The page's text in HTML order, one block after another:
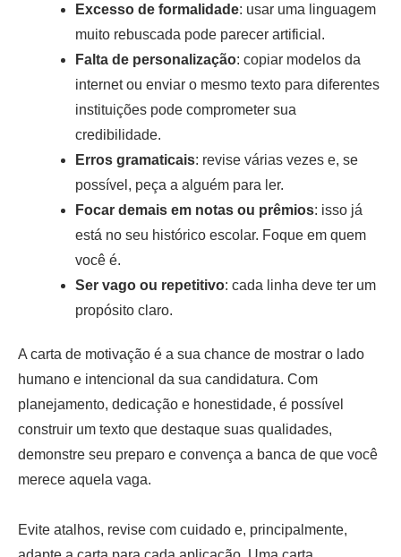
Excesso de formalidade: usar uma linguagem
muito rebuscada pode parecer artificial.
Falta de personalização: copiar modelos da
internet ou enviar o mesmo texto para diferentes
instituições pode comprometer sua
credibilidade.
Erros gramaticais: revise várias vezes e, se
possível, peça a alguém para ler.
Focar demais em notas ou prêmios: isso já
está no seu histórico escolar. Foque em quem
você é.
Ser vago ou repetitivo: cada linha deve ter um
propósito claro.
A carta de motivação é a sua chance de mostrar o lado
humano e intencional da sua candidatura. Com
planejamento, dedicação e honestidade, é possível
construir um texto que destaque suas qualidades,
demonstre seu preparo e convença a banca de que você
merece aquela vaga.
Evite atalhos, revise com cuidado e, principalmente,